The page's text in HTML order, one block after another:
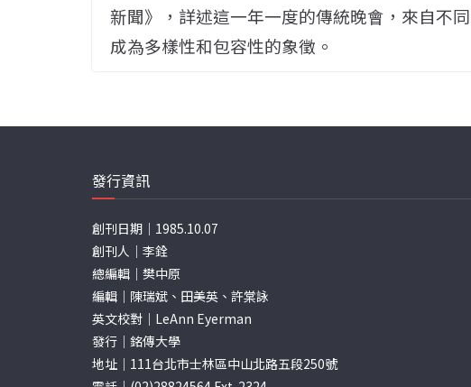
新聞》，詳述這一年一度的傳統晚會，來自不
成為多樣性和包容性的象徵。
發行資訊
創刊日期｜1985.10.07
創刊人｜李銓
總編輯｜樊中原
編輯｜陳瑞斌、田美英、許棠詠
英文校對｜LeAnn Eyerman
發行｜銘傳大學
地址｜111台北市士林區中山北路五段250號